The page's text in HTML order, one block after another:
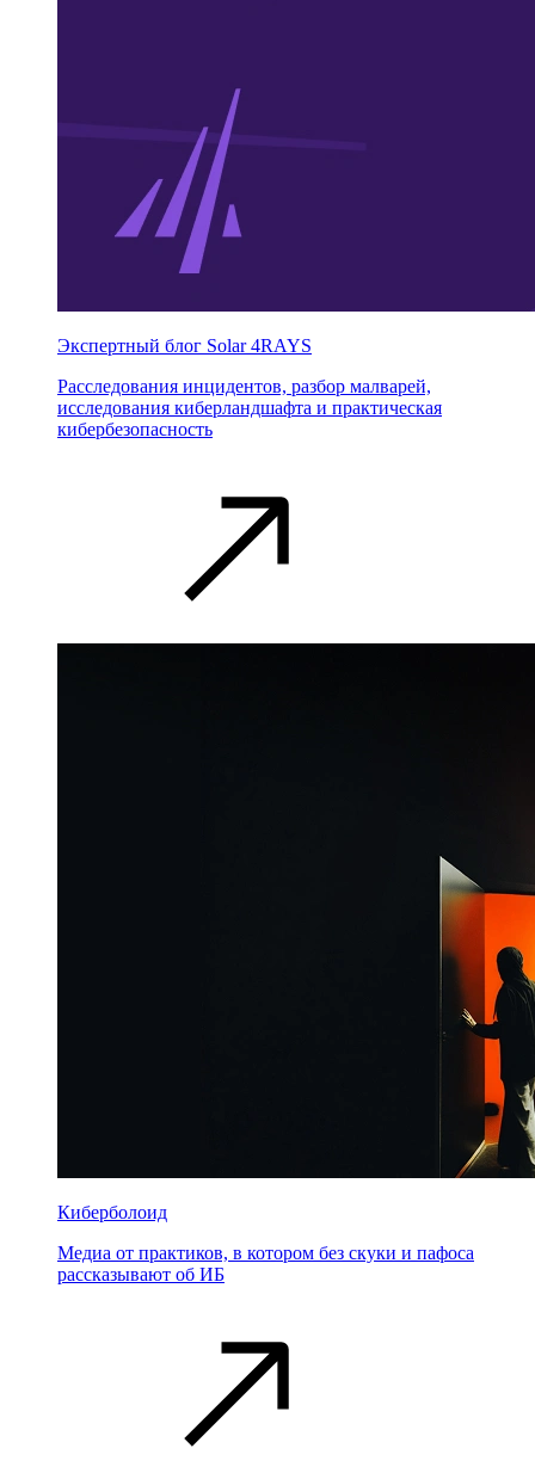
Экспертный блог Solar 4RAYS
Расследования инцидентов, разбор малварей,
исследования киберландшафта и практическая
кибербезопасность
Киберболоид
Медиа от практиков, в котором без скуки и пафоса
рассказывают об ИБ